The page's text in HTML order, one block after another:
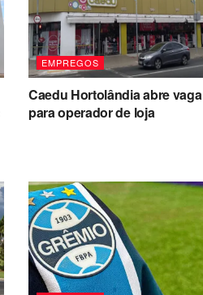
EMPREGOS
Caedu Hortolândia abre vaga
para operador de loja